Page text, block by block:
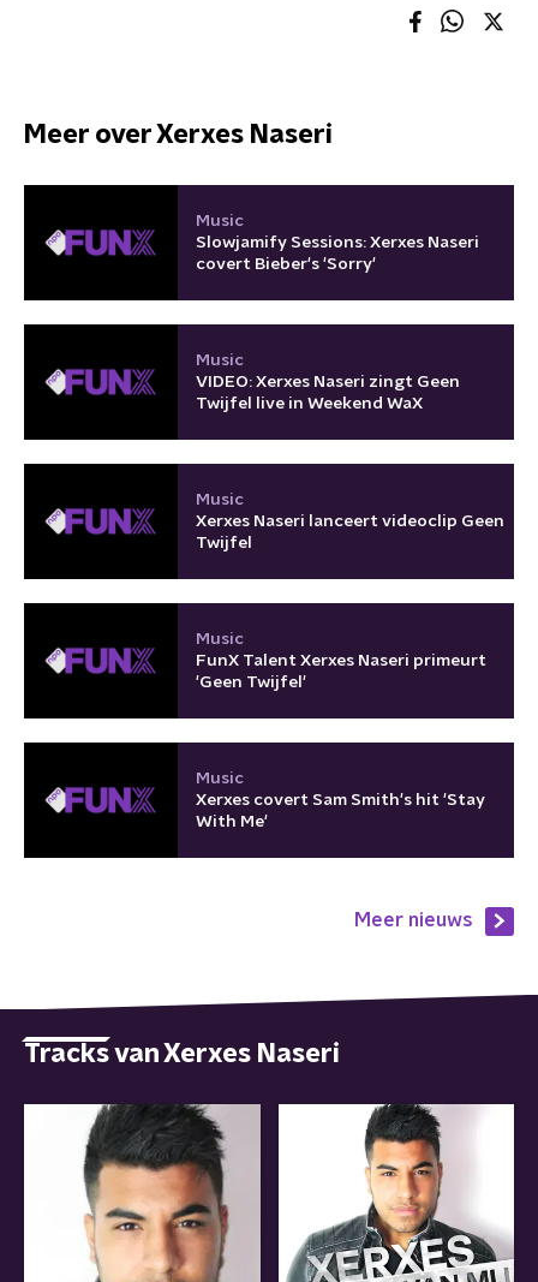
Meer over Xerxes Naseri
Music
Slowjamify Sessions: Xerxes Naseri
covert Bieber's 'Sorry'
Music
VIDEO: Xerxes Naseri zingt Geen
Twijfel live in Weekend WaX
Music
Xerxes Naseri lanceert videoclip Geen
Twijfel
Music
FunX Talent Xerxes Naseri primeurt
'Geen Twijfel'
Music
Xerxes covert Sam Smith's hit 'Stay
With Me'
Meer nieuws
Tracks van Xerxes Naseri